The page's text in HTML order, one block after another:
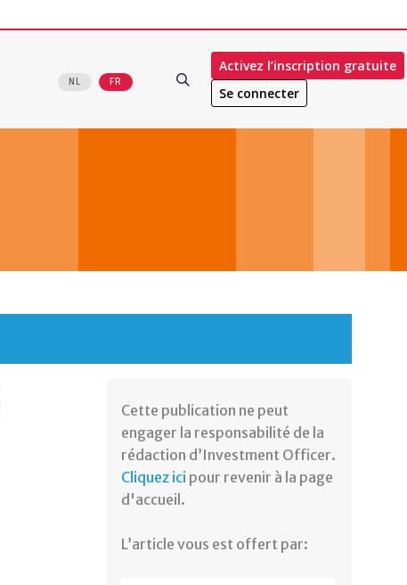
NL FR
Activez l’inscription gratuite
Se connecter
Cette publication ne peut
engager la responsabilité de la
rédaction d’Investment Officer.
Cliquez ici pour revenir à la page
d'accueil.
L’article vous est offert par: